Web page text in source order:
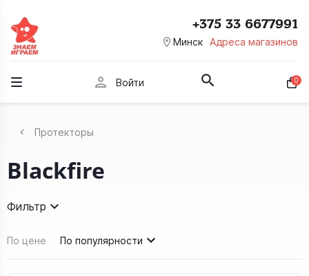
room Минск Адреса магазинов
+375 33 6677991
person Войти 0
Протекторы
Blackfire
Фильтр
По цене По популярности